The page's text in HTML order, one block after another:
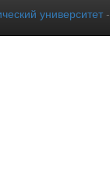
университет -